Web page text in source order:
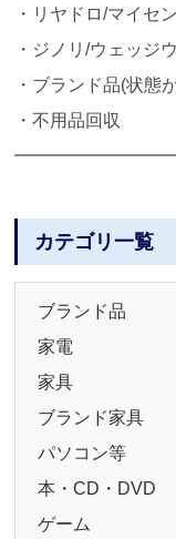
・リヤドロ/マイセ
・ジノリ/ウェッジ
・ブランド品(状態
・不用品回収
カテゴリ一覧
ブランド品
家電
家具
ブランド家具
パソコン等
本・CD・DVD
ゲーム